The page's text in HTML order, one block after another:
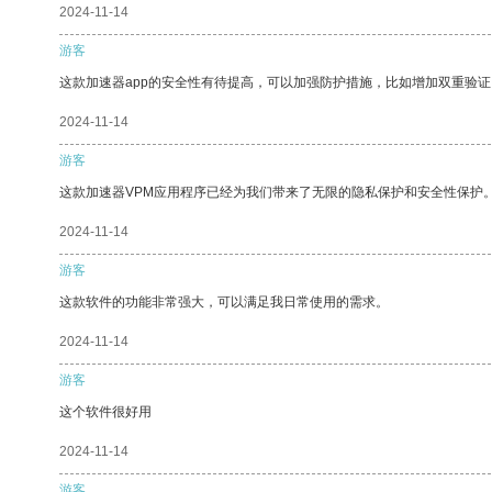
2024-11-14
游客
这款加速器app的安全性有待提高，可以加强防护措施，比如增加双重验
2024-11-14
游客
这款加速器VPM应用程序已经为我们带来了无限的隐私保护和安全性保护
2024-11-14
游客
这款软件的功能非常强大，可以满足我日常使用的需求。
2024-11-14
游客
这个软件很好用
2024-11-14